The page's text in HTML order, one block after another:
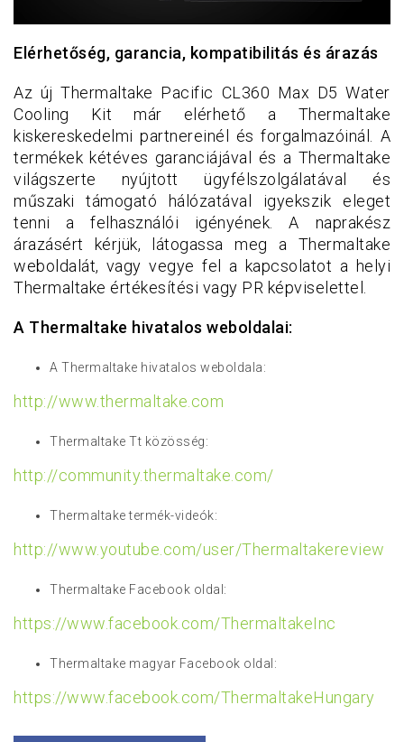
Elérhetőség, garancia, kompatibilitás és árazás
Az új Thermaltake Pacific CL360 Max D5 Water
Cooling Kit már elérhető a Thermaltake
kiskereskedelmi partnereinél és forgalmazóinál. A
termékek kétéves garanciájával és a Thermaltake
világszerte nyújtott ügyfélszolgálatával és
műszaki támogató hálózatával igyekszik eleget
tenni a felhasználói igényének. A naprakész
árazásért kérjük, látogassa meg a Thermaltake
weboldalát, vagy vegye fel a kapcsolatot a helyi
Thermaltake értékesítési vagy PR képviselettel.
A Thermaltake hivatalos weboldalai:
A Thermaltake hivatalos weboldala:
http://www.thermaltake.com
Thermaltake Tt közösség:
http://community.thermaltake.com/
Thermaltake termék-videók:
http://www.youtube.com/user/Thermaltakereview
Thermaltake Facebook oldal:
https://www.facebook.com/ThermaltakeInc
Thermaltake magyar Facebook oldal:
https://www.facebook.com/ThermaltakeHungary